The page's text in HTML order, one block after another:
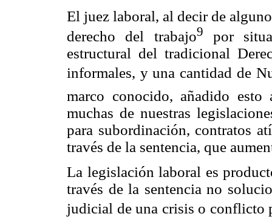
El juez laboral, al decir de
derecho del trabajo9
por
estructural del tradicional
informales, y una cantidad de
marco conocido, añadido
muchas de nuestras
para subordinación, contratos
través de la sentencia, que
La legislación laboral es
través de la sentencia no
judicial de una crisis o